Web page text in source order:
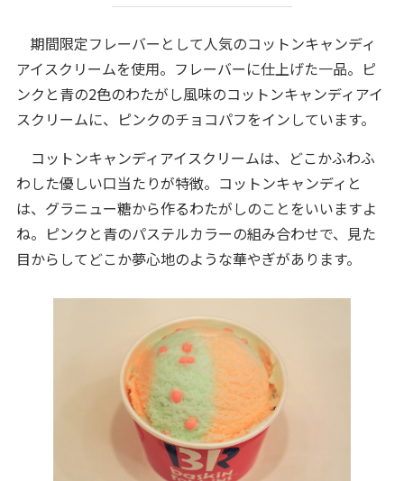
期間限定フレーバーとして人気のコットンキャンディ
アイスクリームを使用。フレーバーに仕上げた一品。ピ
ンクと青の2色のわたがし風味のコットンキャンディアイ
スクリームに、ピンクのチョコパフをインしています。
コットンキャンディアイスクリームは、どこかふわふ
わした優しい口当たりが特徴。コットンキャンディと
は、グラニュー糖から作るわたがしのことをいいますよ
ね。ピンクと青のパステルカラーの組み合わせで、見た
目からしてどこか夢心地のような華やぎがあります。